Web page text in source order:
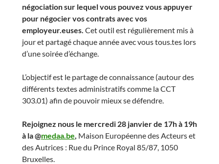
négociation sur lequel vous pouvez vous appuyer
pour négocier vos contrats avec vos
employeur.euses. Cet outil est régulièrement mis à
jour et partagé chaque année avec vous tous.tes lors
d’une soirée d’échange.
L’objectif est le partage de connaissance (autour des
différents textes administratifs comme la CCT
303.01) afin de pouvoir mieux se défendre.
Rejoignez nous le mercredi 28 janvier de 17h à 19h
à la @medaa.be, Maison Européenne des Acteurs et
des Autrices : Rue du Prince Royal 85/87, 1050
Bruxelles.